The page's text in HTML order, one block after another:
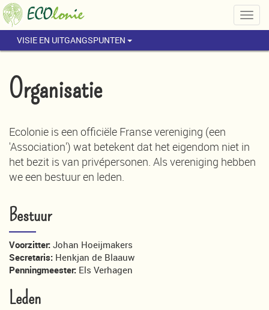
VISIE EN UITGANGSPUNTEN
Organisatie
Ecolonie is een officiële Franse vereniging (een
'Association') wat betekent dat het eigendom niet in
het bezit is van privépersonen. Als vereniging hebben
we een bestuur en leden.
Bestuur
Voorzitter: Johan Hoeijmakers
Secretaris: Henkjan de Blaauw
Penningmeester: Els Verhagen
Leden